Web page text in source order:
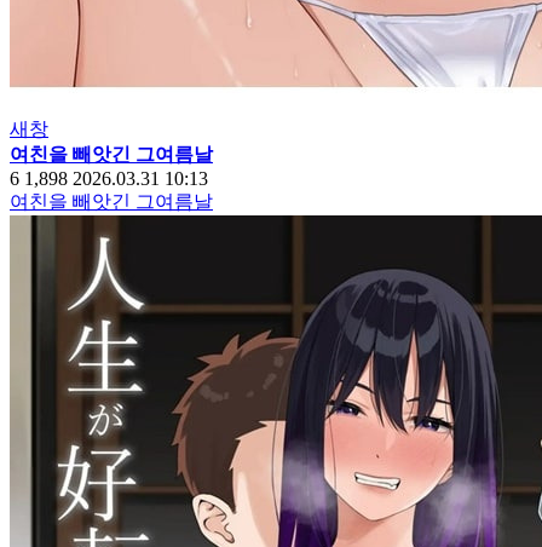
새창
여친을 빼앗긴 그여름날
6 1,898 2026.03.31 10:13
여친을 빼앗긴 그여름날